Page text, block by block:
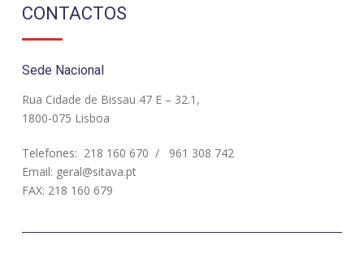
CONTACTOS
Sede Nacional
Rua Cidade de Bissau 47 E – 32.1,
1800-075 Lisboa
Telefones: 218 160 670 /
961 308 742
Email: geral@sitava.pt
FAX: 218 160 679